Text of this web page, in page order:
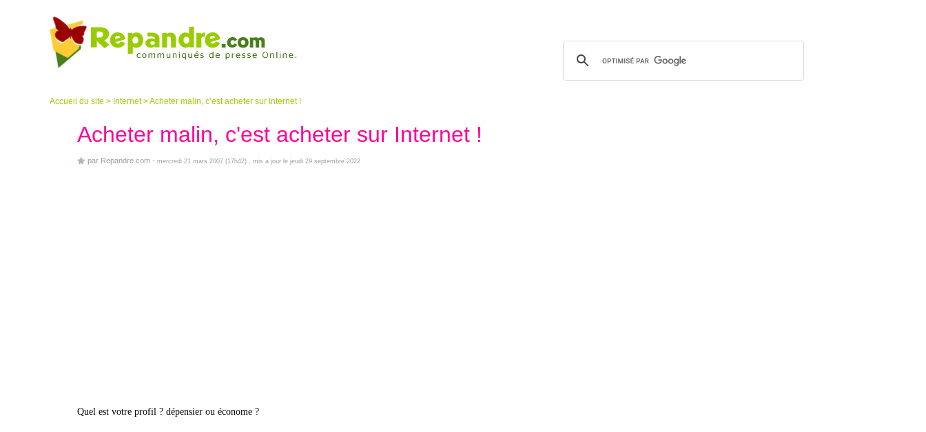
Accueil du site > Internet>Acheter malin, c’est acheter sur Internet !
Acheter malin, c'est acheter sur Internet !
par Repandre.com - mercredi 21 mars 2007 (17h42) , mis a jour le jeudi 29 septembre 2022
Quel est votre profil ? dépensier ou économe ?